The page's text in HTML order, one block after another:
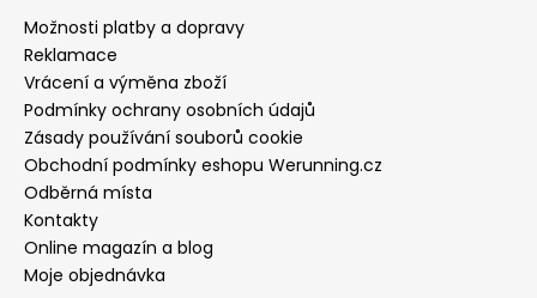
Možnosti platby a dopravy
Reklamace
Vrácení a výměna zboží
Podmínky ochrany osobních údajů
Zásady používání souborů cookie
Obchodní podmínky eshopu Werunning.cz
Odběrná místa
Kontakty
Online magazín a blog
Moje objednávka